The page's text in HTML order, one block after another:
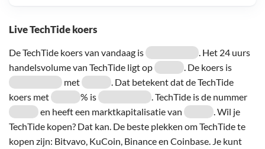
Live TechTide koers
De TechTide koers van vandaag is
. Het 24 uurs
handelsvolume van TechTide ligt op
. De koers is
met
. Dat betekent dat de TechTide
koers met
% is
. TechTide is de nummer
en heeft een marktkapitalisatie van
. Wil je
TechTide kopen? Dat kan. De beste plekken om TechTide te
kopen zijn: Bitvavo, KuCoin, Binance en Coinbase. Je kunt